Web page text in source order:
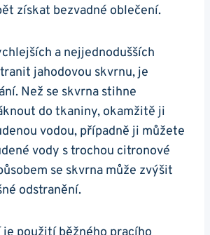
získat bezvadné oblečení.
a ‌nejjednodušších
jahodovou ⁤skvrnu, je
Než se skvrna stihne
do tkaniny, okamžitě ji
vodou, případně ji⁢ můžete
vody s trochou citronové
‌se skvrna může zvýšit‌
odstranění.